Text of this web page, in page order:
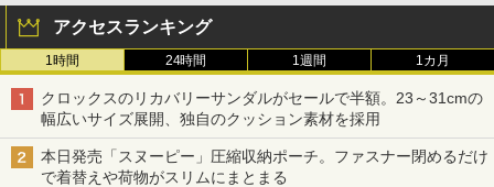
アクセスランキング
1時間 24時間 1週間 1カ月
クロックスのリカバリーサンダルがセールで半額。23～31cmの
幅広いサイズ展開、独自のクッション素材を採用
本日発売「スヌーピー」圧縮収納ポーチ。ファスナー閉めるだけ
で着替えや荷物がスリムにまとまる